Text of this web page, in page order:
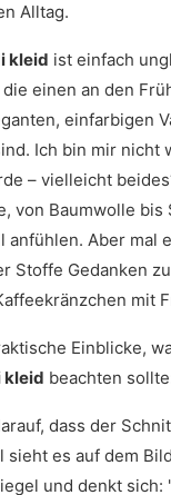
Alltag.
kleid ist einfach
einen an den
einfarbigen
Ich bin mir nicht
– vielleicht
von Baumwolle bis
anfühlen. Aber mal
Stoffe Gedanken
mit
Einblicke,
kleid beachten
dass der
sieht es auf dem
und denkt sich: